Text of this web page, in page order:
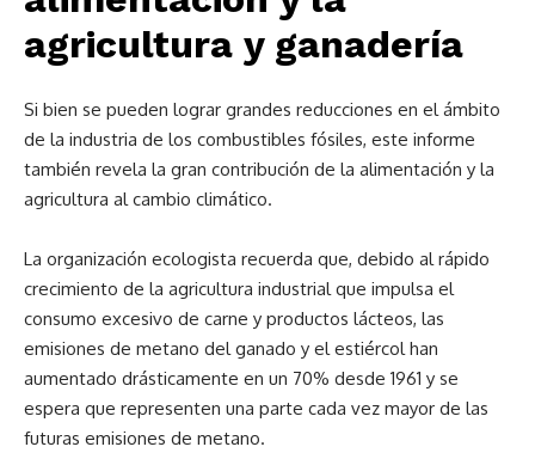
agricultura y ganadería
Si bien se pueden lograr grandes reducciones en el ámbito
de la industria de los combustibles fósiles, este informe
también revela la gran contribución de la alimentación y la
agricultura al cambio climático.
La organización ecologista recuerda que, debido al rápido
crecimiento de la agricultura industrial que impulsa el
consumo excesivo de carne y productos lácteos, las
emisiones de metano del ganado y el estiércol han
aumentado drásticamente en un 70% desde 1961 y se
espera que representen una parte cada vez mayor de las
futuras emisiones de metano.